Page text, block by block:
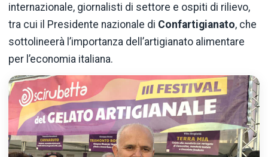
internazionale, giornalisti di settore e ospiti di rilievo,
tra cui il Presidente nazionale di Confartigianato, che
sottolineerà l’importanza dell’artigianato alimentare
per l’economia italiana.